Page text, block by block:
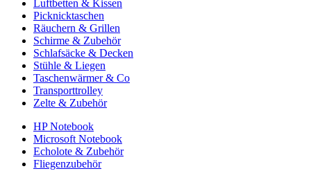
Luftbetten & Kissen
Picknicktaschen
Räuchern & Grillen
Schirme & Zubehör
Schlafsäcke & Decken
Stühle & Liegen
Taschenwärmer & Co
Transporttrolley
Zelte & Zubehör
HP Notebook
Microsoft Notebook
Echolote & Zubehör
Fliegenzubehör